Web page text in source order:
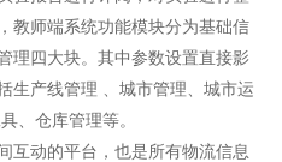
教师端系统功能模块分为基础信
理四大块。其中参数设置直接影
生产线管理 、城市管理、城市运
、仓库管理等。
互动的平台，也是所有物流信息